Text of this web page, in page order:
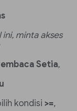
minta akses
Setia,
kondisi >=,